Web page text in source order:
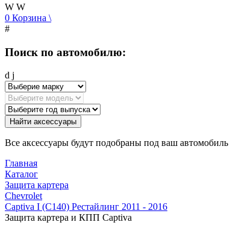
W W
0 Корзина \
#
Поиск по автомобилю:
d j
Найти аксессуары
Все аксессуары будут подобраны под ваш автомобиль
Главная
Каталог
Защита картера
Chevrolet
Captiva I (C140) Рестайлинг 2011 - 2016
Защита картера и КПП Captiva